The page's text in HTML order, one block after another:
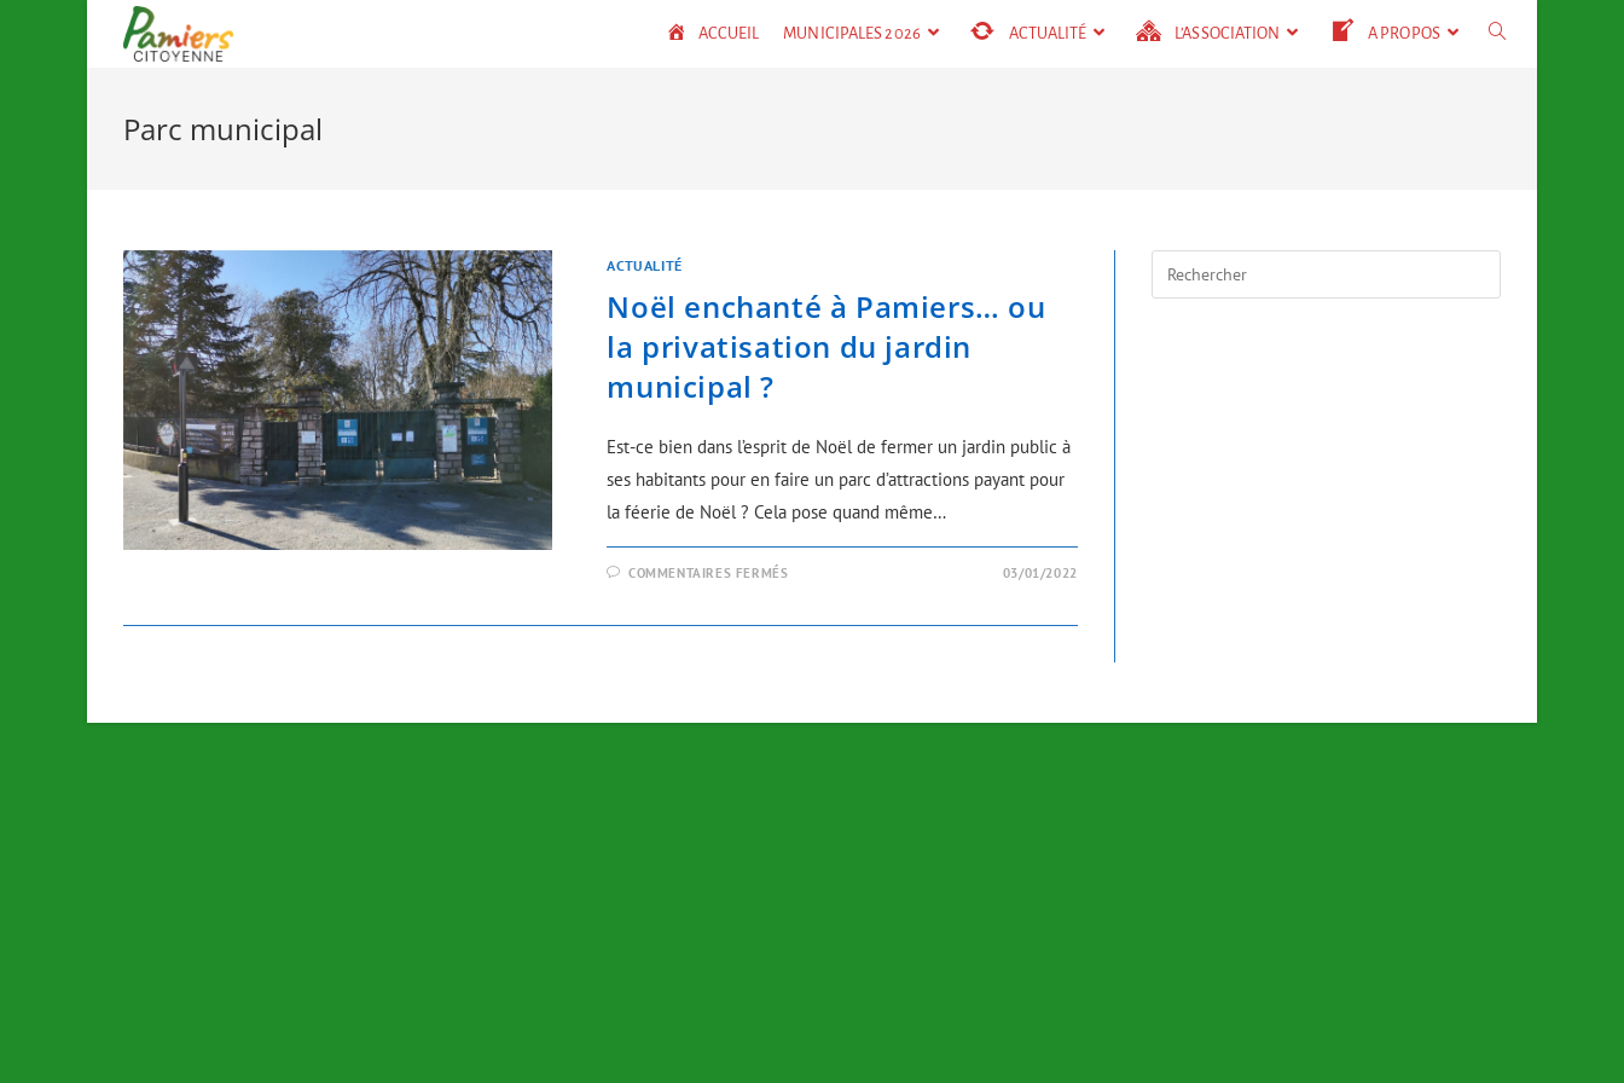
ACCUEIL MUNICIPALES 2026 ACTUALITÉ L’ASSOCIATION A PROPOS
Parc municipal
ACTUALITÉ
Noël enchanté à Pamiers… ou
la privatisation du jardin
municipal ?
Est-ce bien dans l’esprit de Noël de fermer un jardin public à
ses habitants pour en faire un parc d’attractions payant pour
la féerie de Noël ? Cela pose quand même…
COMMENTAIRES FERMÉS 03/01/2022